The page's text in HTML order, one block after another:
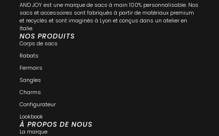
AND JOY est une marque de sacs à main 100% personnalisable. Nos
sacs et accessoires sont fabriqués à partir de matériaux premium
et recyclés et sont imaginés à Lyon et conçus dans un atelier en
Italie.
NOS PRODUITS
Corps de sacs
Rabats
Fermoirs
Sangles
Charms
Configurateur
Lookbook
À PROPOS DE NOUS
La marque